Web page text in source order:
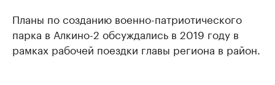
Планы по созданию военно-патриотического
парка в Алкино-2 обсуждались в 2019 году в
рамках рабочей поездки главы региона в район.